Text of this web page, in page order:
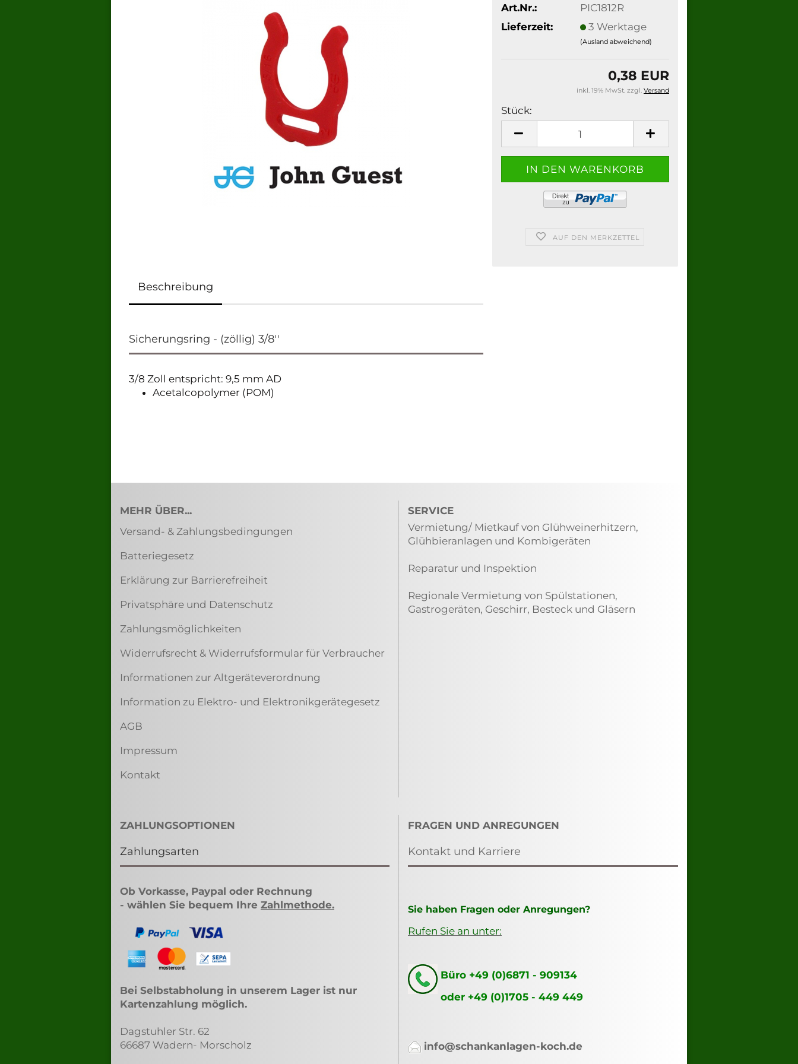
Art.Nr.:
PIC1812R
Lieferzeit:
3 Werktage
(Ausland abweichend)
0,38 EUR
inkl. 19% MwSt. zzgl. Versand
Stück:
Stück
AUF DEN MERKZETTEL
Beschreibung
Sicherungsring - (zöllig) 3/8''
3/8 Zoll entspricht: 9,5 mm AD
Acetalcopolymer (POM)
MEHR ÜBER...
Versand- & Zahlungsbedingungen
Batteriegesetz
Erklärung zur Barrierefreiheit
Privatsphäre und Datenschutz
Zahlungsmöglichkeiten
Widerrufsrecht & Widerrufsformular für Verbraucher
Informationen zur Altgeräteverordnung
Information zu Elektro- und Elektronikgerätegesetz
AGB
Impressum
Kontakt
SERVICE
Vermietung/ Mietkauf von Glühweinerhitzern,
Glühbieranlagen und Kombigeräten
Reparatur und Inspektion
Regionale Vermietung von Spülstationen,
Gastrogeräten, Geschirr, Besteck und Gläsern
ZAHLUNGSOPTIONEN
Zahlungsarten
Ob Vorkasse, Paypal oder Rechnung
- wählen Sie bequem Ihre Zahlmethode.
Bei Selbstabholung in unserem Lager ist nur
Kartenzahlung möglich.
Dagstuhler Str. 62
66687 Wadern- Morscholz
FRAGEN UND ANREGUNGEN
Kontakt und Karriere
Sie haben Fragen oder Anregungen?
Rufen Sie an unter:
Büro +49 (0)6871 - 909134
oder +49 (0)1705 - 449 449
info@schankanlagen-koch.de